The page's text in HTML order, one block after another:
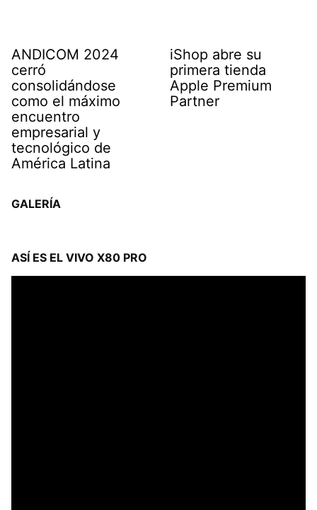
ANDICOM 2024
cerró
consolidándose
como el máximo
encuentro
empresarial y
tecnológico de
América Latina
iShop abre su
primera tienda
Apple Premium
Partner
GALERÍA
ASÍ ES EL VIVO X80 PRO